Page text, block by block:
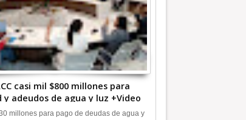
casi mil $800 millones para
y adeudos de agua y luz +Video
millones para pago de deudas de agua y